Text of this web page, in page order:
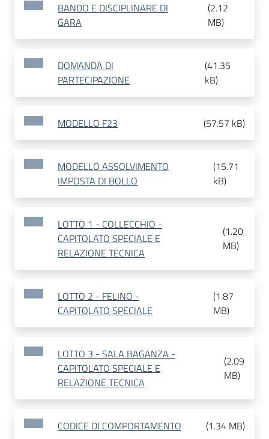
BANDO E DISCIPLINARE DI
GARA
(2.12
MB)
DOMANDA DI
PARTECIPAZIONE
(41.35
kB)
MODELLO F23 (57.57 kB)
MODELLO ASSOLVIMENTO
IMPOSTA DI BOLLO
(15.71
kB)
LOTTO 1 - COLLECCHIO -
CAPITOLATO SPECIALE E
RELAZIONE TECNICA
(1.20
MB)
LOTTO 2 - FELINO -
CAPITOLATO SPECIALE
(1.87
MB)
LOTTO 3 - SALA BAGANZA -
CAPITOLATO SPECIALE E
RELAZIONE TECNICA
(2.09
MB)
CODICE DI COMPORTAMENTO (1.34 MB)